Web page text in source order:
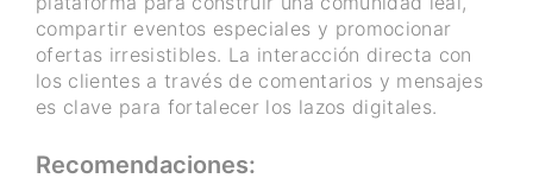
compartir eventos especiales y promocionar
ofertas irresistibles. La interacción directa con
los clientes a través de comentarios y mensajes
es clave para fortalecer los lazos digitales.
Recomendaciones: